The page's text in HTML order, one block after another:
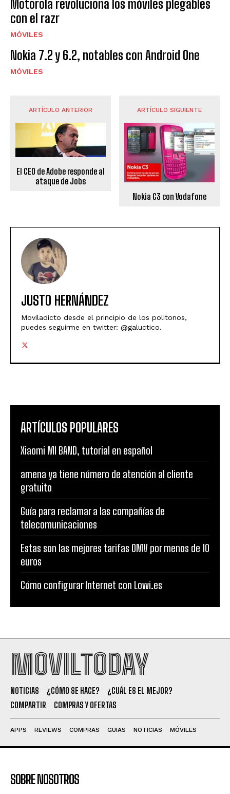
Motorola revoluciona los móviles plegables
con el razr
MÓVILES
Nokia 7.2 y 6.2, notables con Android One
MÓVILES
ARTÍCULO ANTERIOR
El CEO de Adobe responde al
ataque de Jobs
ARTÍCULO SIGUIENTE
Nokia C3 con Vodafone
JUSTO HERNÁNDEZ
Moviladicto desde el principio de los politonos,
puedes seguirme en twitter: @galuctico.
ARTÍCULOS POPULARES
Xiaomi MI BAND, tutorial en español
amena ya tiene número de atención al cliente
gratuito
Guía para reclamar a las compañías de
telecomunicaciones
Estas son las mejores tarifas OMV por menos de 10
euros
Cómo configurar Internet con Lowi.es
MOVILTODAY
NOTICIAS ¿CÓMO SE HACE?
¿CUÁL ES EL MEJOR?
COMPARTIR
COMPRAS Y OFERTAS
APPS REVIEWS COMPRAS GUIAS NOTICIAS MÓVILES
SOBRE NOSOTROS